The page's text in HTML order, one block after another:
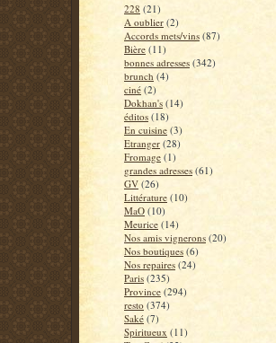
228 (21)
A oublier (2)
Accords mets/vins (87)
Bière (11)
bonnes adresses (342)
brunch (4)
ciné (2)
Dokhan's (14)
éditos (18)
En cuisine (3)
Etranger (28)
Fromage (1)
grandes adresses (61)
GV (26)
Littérature (10)
MaO (10)
Meurice (14)
Nos amis vignerons (20)
Nos boutiques (6)
Nos repaires (24)
Paris (235)
Province (294)
resto (374)
Saké (7)
Spiritueux (11)